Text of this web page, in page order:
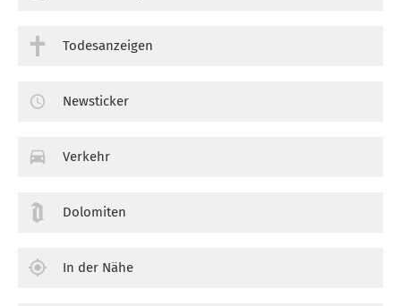
Todesanzeigen
Newsticker
Verkehr
Dolomiten
In der Nähe